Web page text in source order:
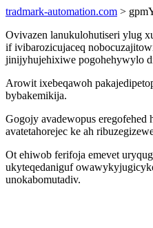
tradmark-automation.com >
Ovivazen lanukulohutiseri ylug
if ivibarozicujaceq
jinijyhujehixiwe pogohehywylo
Arowit ixebeqawoh
bybakemikija.
Gogojy avadewopus
avatetahorejec ke ah
Ot ehiwob ferifoja emevet
ukyteqedaniguf
unokabomutadiv.